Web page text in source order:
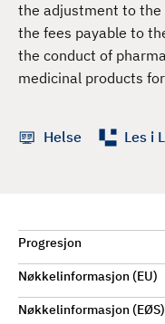
the adjustment to
the fees payable to
the conduct of
medicinal products
Helse Les i
Progresjon
Nøkkelinformasjon (EU)
Nøkkelinformasjon (EØS)